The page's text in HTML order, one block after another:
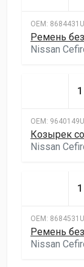
ОЕМ:
Ремень
Nissan
ОЕМ:
Козырек
Nissan
ОЕМ:
Ремень
Nissan